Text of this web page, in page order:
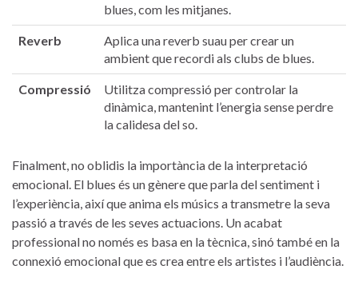
blues, com ⁤les mitjanes.
Reverb
Aplica una reverb suau per crear un‌
ambient que ‍recordi als clubs ⁤de ‍blues.
Compressió
Utilitza compressió per controlar la
dinàmica,⁤ mantenint l’energia sense perdre
la⁣ calidesa del ⁢so.
Finalment, no‍ oblidis ‌la importància⁣ de la interpretació
emocional.‌ El blues és‌ un gènere que⁣ parla del sentiment‌ i
l’experiència, així que anima els músics⁤ a transmetre la⁤ seva ​
passió a través ‌de les‍ seves actuacions. Un⁢ acabat
professional‌ no només es basa en ⁣la tècnica, sinó​ també en la
connexió emocional que es crea entre els artistes i l’audiència.